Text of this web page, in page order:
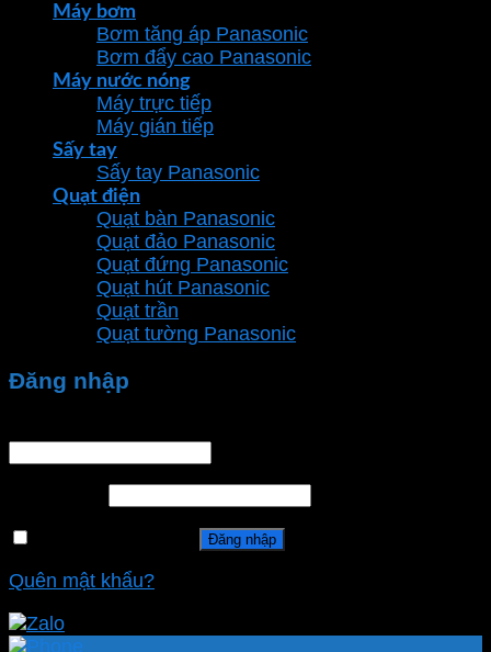
Máy bơm
Bơm tăng áp Panasonic
Bơm đẩy cao Panasonic
Máy nước nóng
Máy trực tiếp
Máy gián tiếp
Sấy tay
Sấy tay Panasonic
Quạt điện
Quạt bàn Panasonic
Quạt đảo Panasonic
Quạt đứng Panasonic
Quạt hút Panasonic
Quạt trần
Quạt tường Panasonic
Đăng nhập
Đăng nhập
Quên mật khẩu?